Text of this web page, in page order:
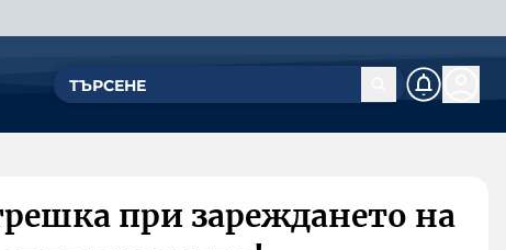
при зареждането на